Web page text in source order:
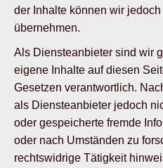
der Inhalte können wir
übernehmen.
Als Diensteanbieter sind wir
eigene Inhalte auf diesen
Gesetzen verantwortlich.
als Diensteanbieter jedoch
oder gespeicherte fremde
oder nach Umständen zu
rechtswidrige Tätigkeit